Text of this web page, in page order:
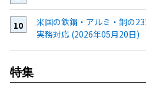
米国の鉄鋼・アルミ・銅の
実務対応 (2026年05月20日)
特集